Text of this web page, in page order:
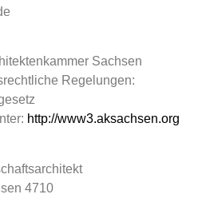
Sachsen
Regelungen:
http://www3.aksachsen.org
4710